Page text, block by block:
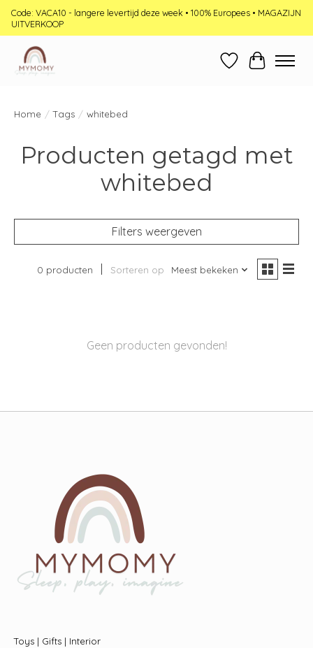
Code: VACA10 - langere levertijd deze week • 100% Europees • MAGAZIJN
UITVERKOOP
Verlanglijst
Home / Tags / whitebed
Producten getagd met
whitebed
Filters weergeven
0 producten Sorteren op Meest bekeken
Geen producten gevonden!
Toys | Gifts | Interior